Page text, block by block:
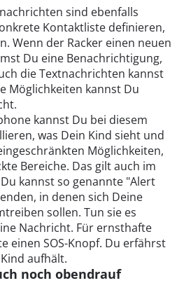
sind ebenfalls
Kontaktliste definieren,
Wenn der Racker einen neuen
Du eine Benachrichtigung,
die Textnachrichten kannst
Möglichkeiten kannst Du
kannst Du bei diesem
was Dein Kind sieht und
Möglichkeiten,
Bereiche. Das gilt auch im
kannst so genannte "Alert
in denen sich Deine
sollen. Tun sie es
Nachricht. Für ernsthafte
einen SOS-Knopf. Du erfährst
aufhält.
noch obendrauf